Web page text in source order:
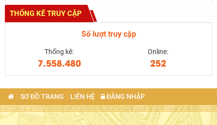
THỐNG KÊ TRUY CẬP
Số lượt truy cập
Thống kê:
7.558.480
Online:
252
SƠ ĐỒ TRANG LIÊN HỆ ĐĂNG NHẬP